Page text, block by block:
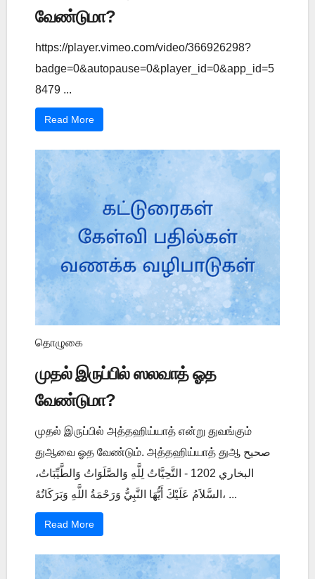
வேண்டுமா?
https://player.vimeo.com/video/366926298?
badge=0&autopause=0&player_id=0&app_id=5
8479 ...
Read More
தொழுகை
முதல் இருப்பில் ஸலவாத் ஓத
வேண்டுமா?
முதல் இருப்பில் அத்தஹிய்யாத் என்று துவங்கும்
துஆவை ஓத வேண்டும். அத்தஹிய்யாத் துஆ صحيح
البخاري 1202 - التَّحِيَّاتُ لِلَّهِ وَالصَّلَوَاتُ وَالطَّيِّبَاتُ،
السَّلاَمُ عَلَيْكَ أَيُّهَا النَّبِيُّ وَرَحْمَةُ اللَّهِ وَبَرَكَاتُهُ، ...
Read More